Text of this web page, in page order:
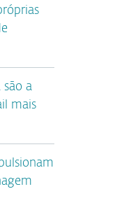
são a
mais